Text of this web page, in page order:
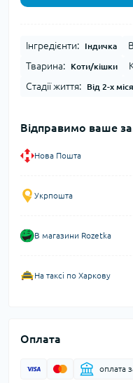
Інгредієнти: Індичка
Тварина: Коти/кішки
Стадії життя: Від 2-х
Відправимо ваше
Нова Пошта
Укрпошта
В магазини Rozetka
На таксі по Харкову
Оплата
оплата